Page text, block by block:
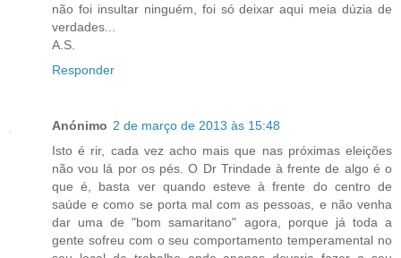
não foi insultar ninguém, foi só deixar aqui meia dúzia de
verdades...
A.S.
Responder
Anónimo 2 de março de 2013 às 15:48
Isto é rir, cada vez acho mais que nas próximas eleições
não vou lá por os pés. O Dr Trindade à frente de algo é o
que é, basta ver quando esteve à frente do centro de
saúde e como se porta mal com as pessoas, e não venha
dar uma de "bom samaritano" agora, porque já toda a
gente sofreu com o seu comportamento temperamental no